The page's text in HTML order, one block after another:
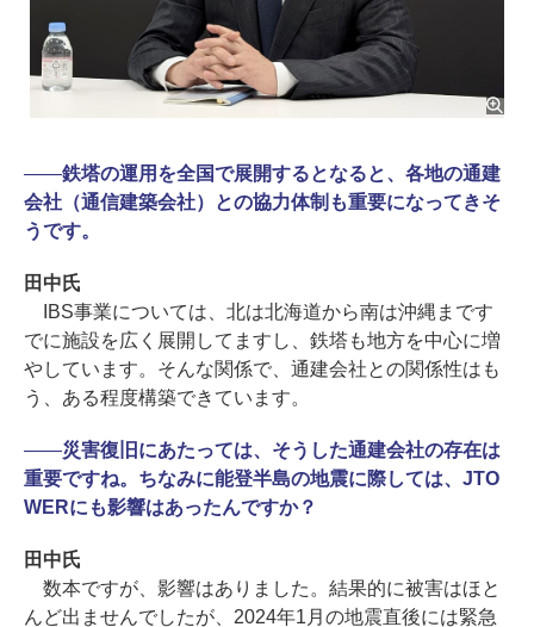
――鉄塔の運用を全国で展開するとなると、各地の通建
会社（通信建築会社）との協力体制も重要になってきそ
うです。
田中氏
IBS事業については、北は北海道から南は沖縄まです
でに施設を広く展開してますし、鉄塔も地方を中心に増
やしています。そんな関係で、通建会社との関係性はも
う、ある程度構築できています。
――災害復旧にあたっては、そうした通建会社の存在は
重要ですね。ちなみに能登半島の地震に際しては、JTO
WERにも影響はあったんですか？
田中氏
数本ですが、影響はありました。結果的に被害はほと
んど出ませんでしたが、2024年1月の地震直後には緊急